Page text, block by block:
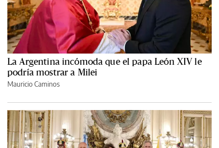
La Argentina incómoda que el papa León XIV le
podría mostrar a Milei
Mauricio Caminos